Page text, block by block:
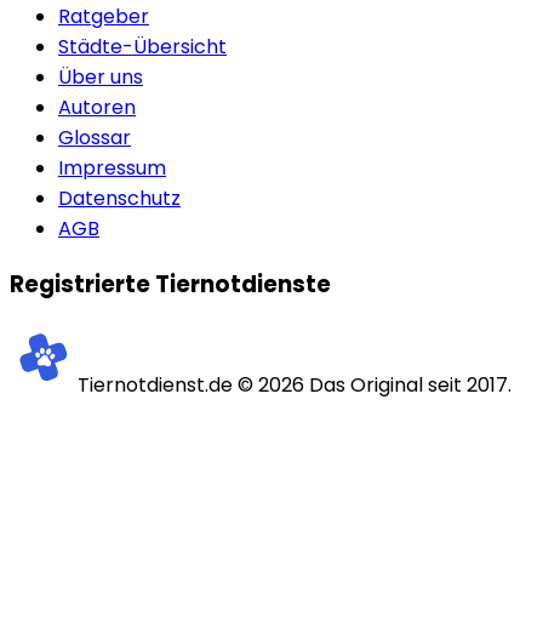
Ratgeber
Städte-Übersicht
Über uns
Autoren
Glossar
Impressum
Datenschutz
AGB
Registrierte Tiernotdienste
Tiernotdienst.de ©2026 Das Original seit 2017.